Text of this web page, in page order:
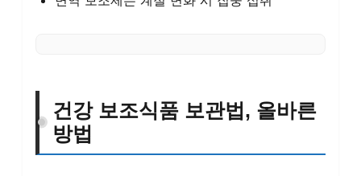
건강 보조식품 보관법, 올바른
방법